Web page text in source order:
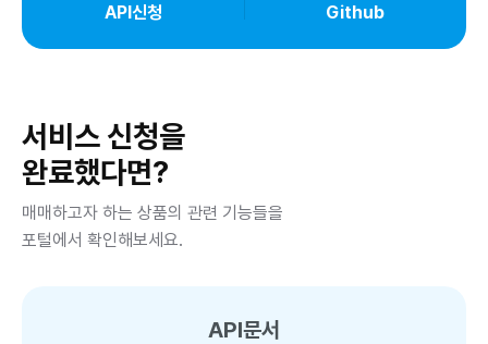
API신청 Github
서비스 신청을
완료했다면?
매매하고자 하는 상품의 관련 기능들을
포털에서 확인해보세요.
API문서